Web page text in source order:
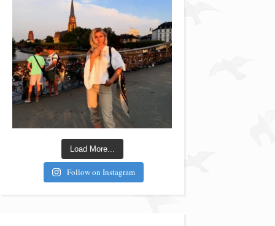
Load More...
Follow on Instagram